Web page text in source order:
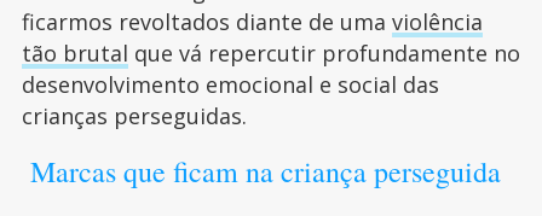
ficarmos revoltados diante de uma violência
tão brutal que vá repercutir profundamente no
desenvolvimento emocional e social das
crianças perseguidas.
Marcas que ficam na criança perseguida